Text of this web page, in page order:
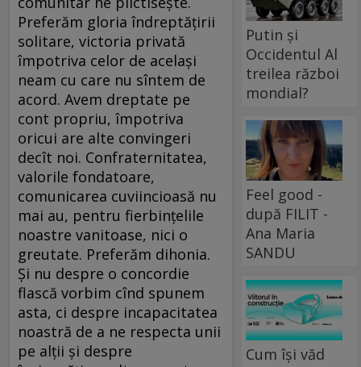
Preferăm gloria îndreptățirii
solitare, victoria privată
împotriva celor de același
neam cu care nu sîntem de
acord. Avem dreptate pe
cont propriu, împotriva
oricui are alte convingeri
decît noi. Confraternitatea,
valorile fondatoare,
comunicarea cuviincioasă nu
mai au, pentru fierbințelile
noastre vanitoase, nici o
greutate. Preferăm dihonia.
Și nu despre o concordie
flască vorbim cînd spunem
asta, ci despre incapacitatea
noastră de a ne respecta unii
pe alții și despre
Putin și
Occidentul Al
treilea război
mondial?
Feel good -
după FILIT -
Ana Maria
SANDU
Cum își văd